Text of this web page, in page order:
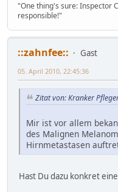
"One thing's sure: Inspector
responsible!"
::zahnfee::
Gast
05. April 2010, 22:45:36
Zitat von: Kranker
Mir ist vor allem
des Malignen
Hirnmetastasen
Hast Du dazu konkret